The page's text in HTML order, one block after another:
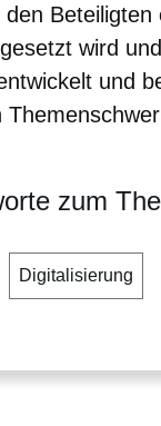
wird
und
zum
Digitalisierung